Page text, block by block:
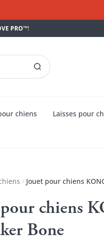
PRO™!
chiens
Laisses pour
Jouet pour chiens
pour chiens
Bone